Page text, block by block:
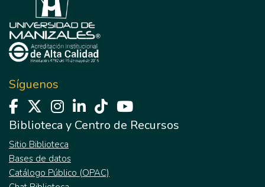
Síguenos
Biblioteca y Centro de Recursos
Sitio Biblioteca
Bases de datos
Catálogo Público (OPAC)